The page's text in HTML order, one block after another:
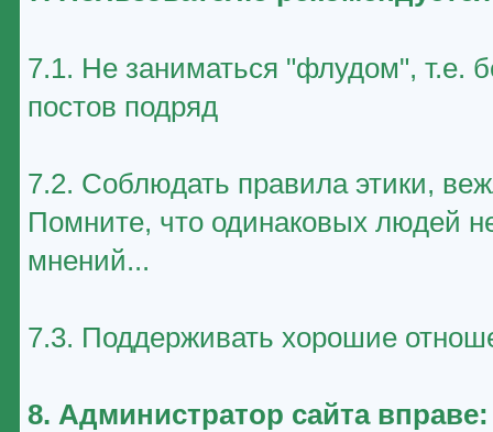
7.1. Не заниматься "флудом", т.е.
постов подряд
7.2. Соблюдать правила этики,
Помните, что одинаковых людей
мнений...
7.3. Поддерживать хорошие
8. Администратор сайта вправе: